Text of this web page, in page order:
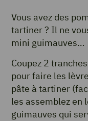
Vous avez des
tartiner ? Il ne
mini guimauves…
Coupez 2
pour faire les
pâte à tartiner
les assemblez en
guimauves qui